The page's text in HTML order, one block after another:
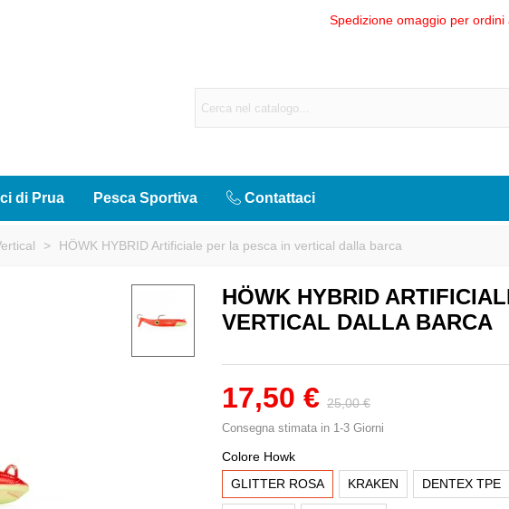
Spedizione omaggio per
di Prua Pesca Sportiva Contattaci
> HÖWK HYBRID Artificiale per la pesca in vertical dalla barca
HÖWK HYBRID
VERTICAL DALLA BARCA
17,50 € 25,00 €
Consegna stimata in 1-3 Giorni
Colore Howk
GLITTER ROSA
KRAKEN DENTEX TPE